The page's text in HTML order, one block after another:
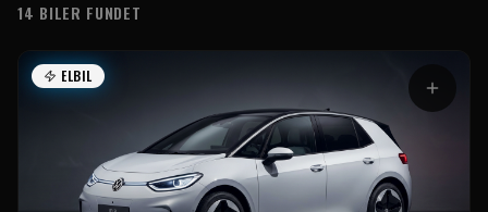
14 BILER FUNDET
Bilmodeller
ELBIL